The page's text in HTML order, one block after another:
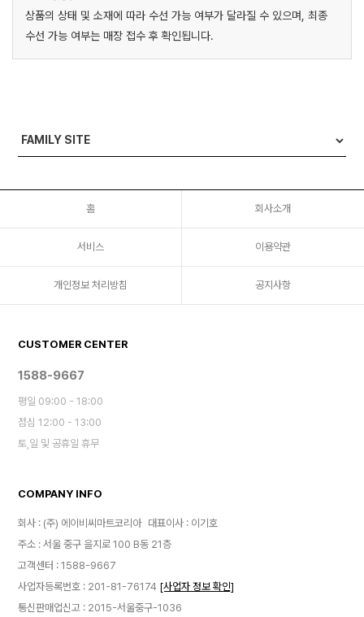
상품의 상태 및 소재에 따라 수선 가능 여부가 달라질 수 있으며, 최종
수선 가능 여부는 매장 접수 후 확인됩니다.
홈 회사소개
서비스 이용약관
개인정보 처리방침 공지사항
CUSTOMER CENTER
1588-9667
평일 09:00 - 18:00
점심 12:00 - 13:00
토,일 및 공휴일 휴무
COMPANY INFO
회사 : (주) 에이비씨마트코리아 대표이사 : 이기호
주소 : 서울 중구 을지로 100 B동 21층
고객센터 : 1588-9667
사업자등록번호 : 201-81-76174 [사업자 정보 확인]
통신판매업신고 : 2015-서울중구-1036